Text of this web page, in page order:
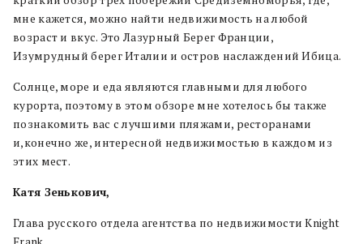
мне кажется, можно найти недвижимость на любой
возраст и вкус. Это Лазурный Берег Франции,
Изумрудный берег Италии и остров наслаждений Ибица.
Солнце, море и еда являются главными для любого
курорта, поэтому в этом обзоре мне хотелось бы также
познакомить вас с лучшими пляжами, ресторанами
и,конечно же, интересной недвижимостью в каждом из
этих мест.
Катя Зенькович,
Глава русского отдела агентства по недвижимости Knight